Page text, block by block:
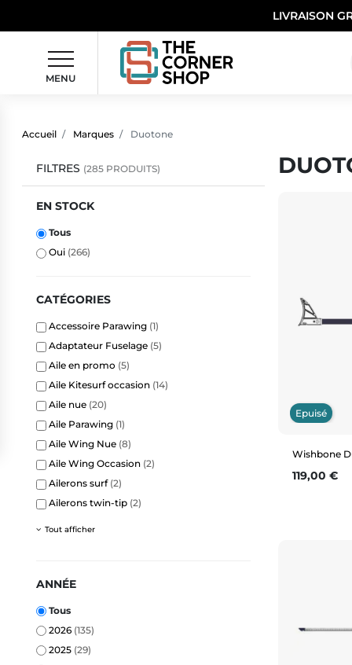
LIVRAISON
MENU
Accueil Marques Duotone
FILTRES (285 PRODUITS)
EN STOCK
Tous
Oui (266)
CATÉGORIES
Accessoire Parawing (1)
Adaptateur Fuselage (5)
Aile en promo (5)
Aile Kitesurf occasion (14)
Aile nue (20)
Aile Parawing (1)
Aile Wing Nue (8)
Aile Wing Occasion (2)
Ailerons surf (2)
Ailerons twin-tip (2)
Tout afficher
ANNÉE
Tous
2026 (135)
2025 (29)
Epuisé
Wishbone
Prix
119,00 €